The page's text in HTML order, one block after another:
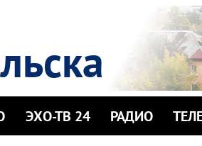
ЭХО-ТВ 24 РАДИО